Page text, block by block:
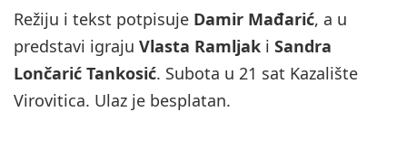
Režiju i tekst potpisuje Damir Mađarić, a u
predstavi igraju Vlasta Ramljak i Sandra
Lončarić Tankosić. Subota u 21 sat Kazalište
Virovitica. Ulaz je besplatan.